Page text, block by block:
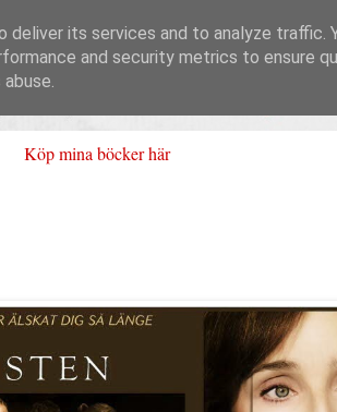
Köp mina böcker här
its services and to analyze traffic.
and security metrics to ensure